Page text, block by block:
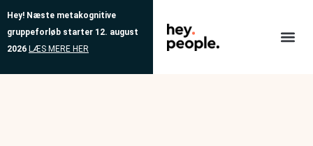
Hey! Næste metakognitive
gruppeforløb starter 12. august
2026 LÆS MERE HER